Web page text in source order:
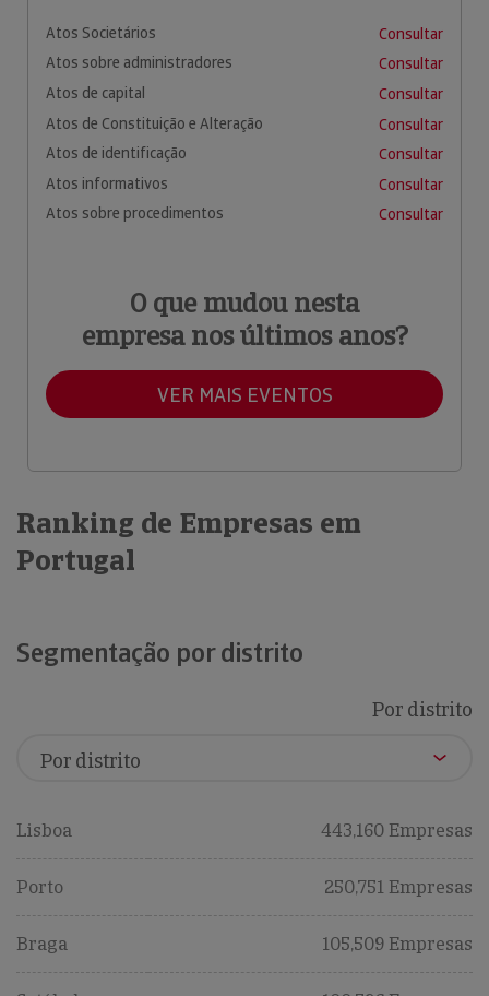
Atos Societários
Consultar
Atos sobre administradores
Consultar
Atos de capital
Consultar
Atos de Constituição e Alteração
Consultar
Atos de identificação
Consultar
Atos informativos
Consultar
Atos sobre procedimentos
Consultar
O que mudou nesta
empresa nos últimos anos?
VER MAIS EVENTOS
Ranking de Empresas em
Portugal
Segmentação por distrito
Por distrito
Lisboa 443,160 Empresas
Porto 250,751 Empresas
Braga 105,509 Empresas